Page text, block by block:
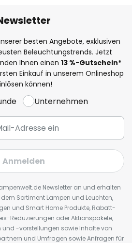
besten Angebote, exklusiven
Beleuchtungstrends. Jetzt
Ihnen einen 13 %-Gutschein*
Einkauf in unserem Onlineshop
können!
Unternehmen
Anmelden
Newsletter an und erhalten
Sortiment Lampen und Leuchten,
und Smart Home Produkte, Rabatt-
Reduzierungen oder Aktionspakete,
und -vorstellungen sowie Inhalte von
und Umfragen sowie Anfragen für